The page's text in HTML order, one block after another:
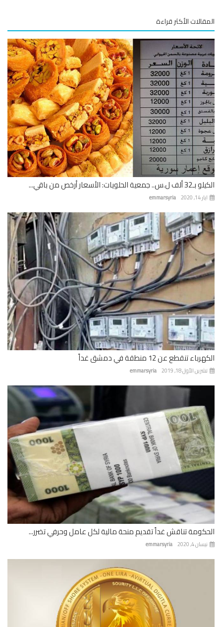
المقالات الأكثر قراءة
الكيلو بـ32 ألف ل.س.. جمعية الحلويات: الأسعار أرخص من باقي...
emmarsyria ايار 14, 2020
الكهرباء تنقطع عن 12 منطقة في دمشق غداً
emmarsyria تشرين الأول 18, 2019
الحكومة تناقش غداً تقديم منحة مالية لكل عامل وحرفي تضرر...
emmarsyria نيسان 4, 2020